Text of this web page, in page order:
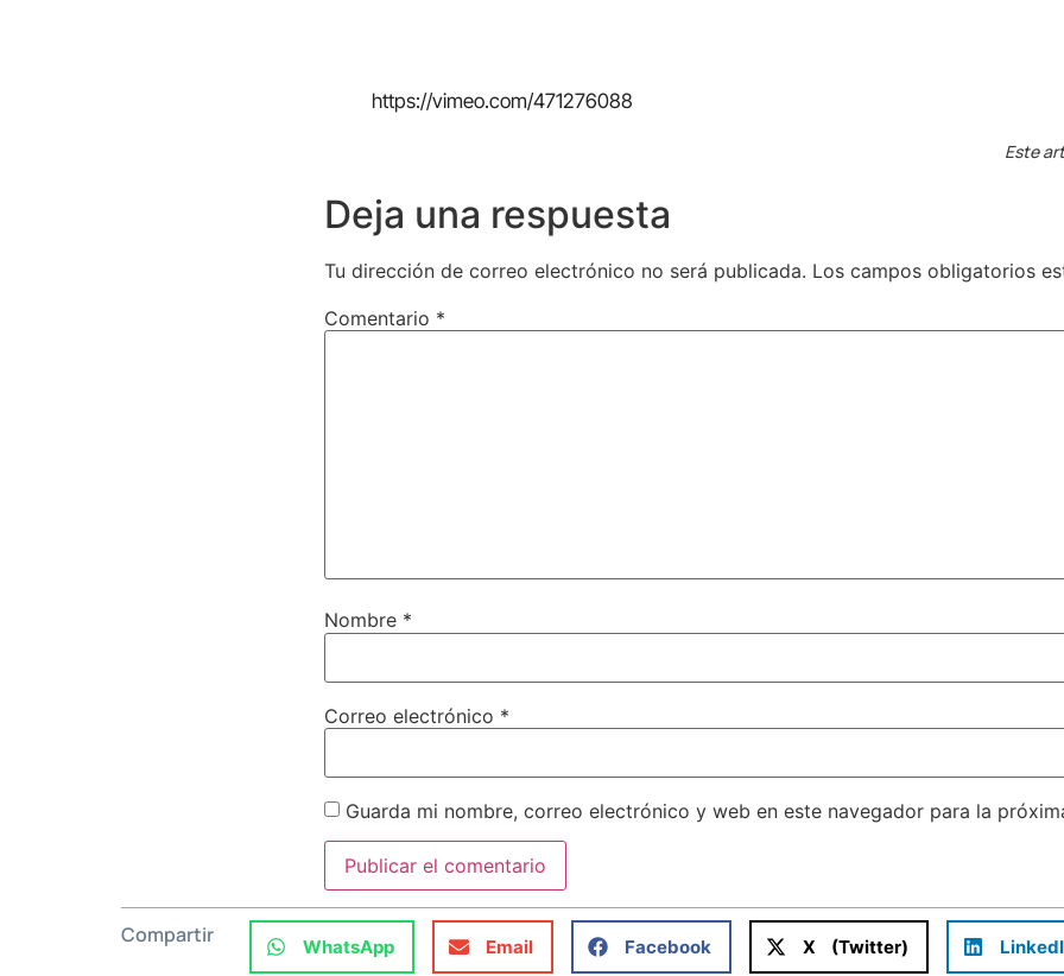
https://vimeo.com/471276088
Este
Deja una respuesta
Tu dirección de correo electrónico no será publicada. Los campos obligatorios
Comentario *
Nombre *
Correo electrónico *
Guarda mi nombre, correo electrónico y web en este navegador para la
Compartir WhatsApp Email Facebook X (Twitter)